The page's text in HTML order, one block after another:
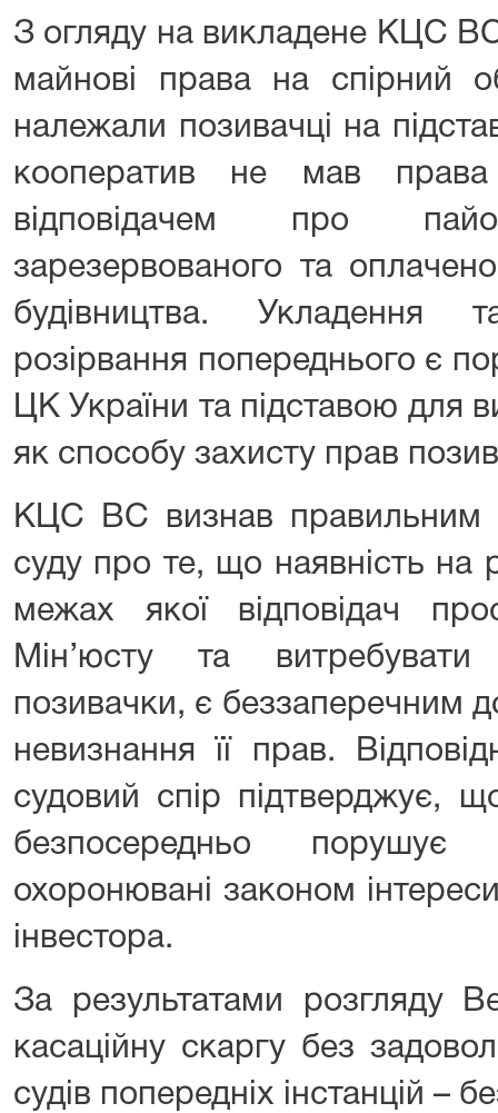
З огляду на викладене КЦС
майнові права на спірний
належали позивачці на
кооператив не мав
відповідачем про
зарезервованого та
будівництва. Укладення
розірвання попереднього є
ЦК України та підставою для
як способу захисту прав
КЦС ВС визнав правильним
суду про те, що наявність на
межах якої відповідач
Мін’юсту та
позивачки, є беззаперечним
невизнання її прав.
судовий спір підтверджує,
безпосередньо
охоронювані законом
інвестора.
За результатами розгляду
касаційну скаргу без
судів попередніх інстанцій –